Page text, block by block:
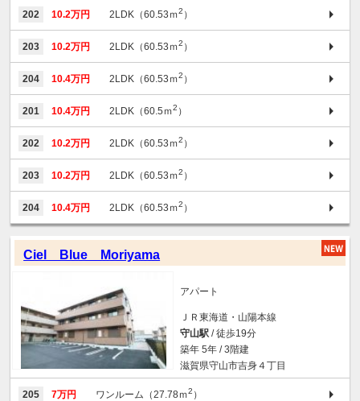
202 10.2万円 2LDK（60.53ｍ2 ）
203 10.2万円 2LDK（60.53ｍ2 ）
204 10.4万円 2LDK（60.53ｍ2 ）
201 10.4万円 2LDK（60.5ｍ2 ）
202 10.2万円 2LDK（60.53ｍ2 ）
203 10.2万円 2LDK（60.53ｍ2 ）
204 10.4万円 2LDK（60.53ｍ2 ）
Ciel Blue Moriyama
アパート
ＪＲ東海道・山陽本線
守山駅 / 徒歩19分
築年 5年 / 3階建
滋賀県守山市吉身４丁目
205 7万円 ワンルーム（27.78ｍ2 ）